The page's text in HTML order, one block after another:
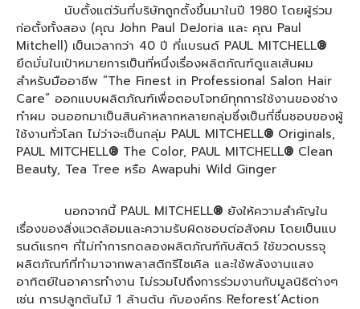
นับตั้งแต่วันที่บริษัทถูกตั้งขึ้นมาในปี 1980 โดยผู้ร่วม
ก่อตั้งทั้งสอง (คุณ John Paul DeJoria และ คุณ Paul
Mitchell) เป็นเวลากว่า 40 ปี ที่แบรนด์ PAUL MITCHELL®
ยึดมั่นในเป้าหมายการเป็นที่หนึ่งเรื่องผลิตภัณฑ์ดูแลเส้นผม
สำหรับมืออาชีพ “The Finest in Professional Salon Hair
Care” ออกแบบผลิตภัณฑ์เพื่อตอบโจทย์ทุกการใช้งานของช่าง
ทำผม จนออกมาเป็นสินค้าหลากหลายกลุ่มซึ่งเป็นที่ชื่นชอบของผู้
ใช้งานทั่วโลก ไม่ว่าจะเป็นกลุ่ม PAUL MITCHELL® Originals,
PAUL MITCHELL® The Color, PAUL MITCHELL® Clean
Beauty, Tea Tree หรือ Awapuhi Wild Ginger
นอกจากนี้ PAUL MITCHELL® ยังให้ความสำคัญใน
เรื่องของสิ่งแวดล้อมและความรับผิดชอบต่อสังคม โดยเป็นแบ
รนด์แรกๆ ที่ไม่ทำการทดลองผลิตภัณฑ์กับสัตว์ ใช้ขวดบรรจุ
ผลิตภัณฑ์ที่ทำมาจากพลาสติกรีไซเคิล และใช้พลังงานแสง
อาทิตย์ในอาคารทำงาน ไม่รวมไปถึงการร่วมงานกับมูลนิธิต่างๆ
เช่น การปลูกต้นไม้ 1 ล้านต้น กับองค์กร Reforest’Action